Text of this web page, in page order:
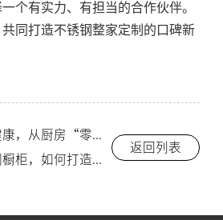
个有实力、有担当的合作伙伴。
同打造不锈钢整家定制的口碑新
上一篇：守护全家健康，从厨房“零甲醛”开始！不锈钢橱柜如何为孩子和老人保驾护航？-索而THOR
下一篇：加盟不锈钢橱柜，如何打造一个百年基业？索而（THOR）为你解读长期生意秘诀！-索而THOR
返回列表